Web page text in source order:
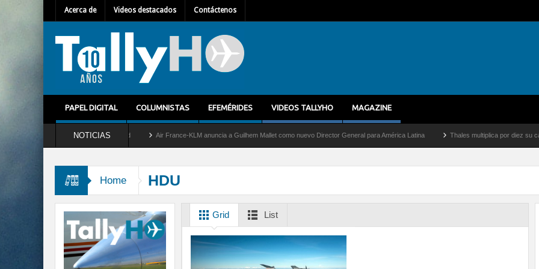
Acerca de Videos destacados Contáctenos
PAPEL DIGITAL COLUMNISTAS EFEMÉRIDES VIDEOS TALLYHO MAGAZINE
NOTICIAS
del servicio al C-2 Greyhound Air France-KLM anuncia a Guilhem Mallet como nuevo Director General para América Latina Thales multiplica por diez su
Home HDU
Grid List